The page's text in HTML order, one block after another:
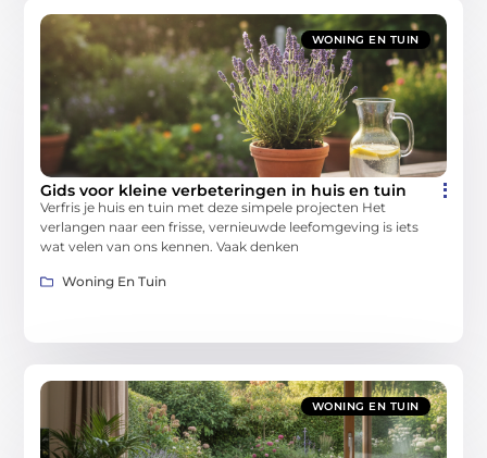
WONING EN TUIN
Gids voor kleine verbeteringen in huis en tuin
Verfris je huis en tuin met deze simpele projecten Het
verlangen naar een frisse, vernieuwde leefomgeving is iets
wat velen van ons kennen. Vaak denken
Woning En Tuin
WONING EN TUIN